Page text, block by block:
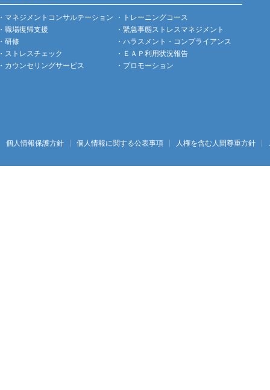
マネジメントコンサルテーション
トレーニングコース
職場復帰支援
緊急事態ストレスマネジメント
研修
ハラスメント・コンプライアンス
ストレスチェック
ＥＡＰ利用状況報告
カウンセリングサービス
プロモーション
個人情報保護方針 個人情報に関する公表事項 人権を含む人間尊重方針